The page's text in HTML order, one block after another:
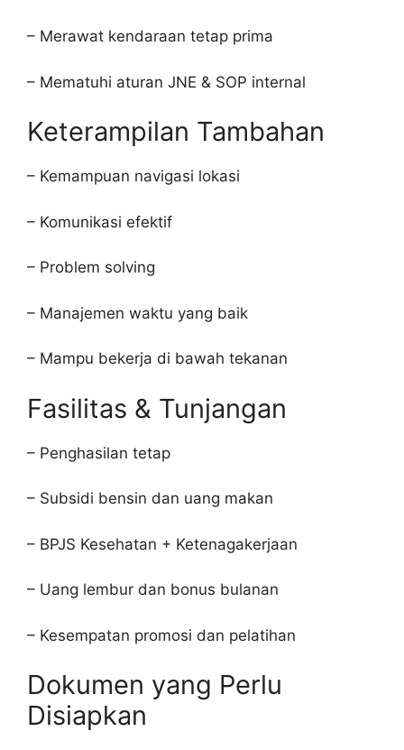
– Merawat kendaraan tetap prima
– Mematuhi aturan JNE & SOP internal
Keterampilan Tambahan
– Kemampuan navigasi lokasi
– Komunikasi efektif
– Problem solving
– Manajemen waktu yang baik
– Mampu bekerja di bawah tekanan
Fasilitas & Tunjangan
– Penghasilan tetap
– Subsidi bensin dan uang makan
– BPJS Kesehatan + Ketenagakerjaan
– Uang lembur dan bonus bulanan
– Kesempatan promosi dan pelatihan
Dokumen yang Perlu
Disiapkan